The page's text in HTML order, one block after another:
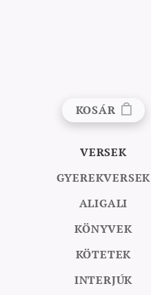
KOSÁR
VERSEK
GYEREKVERSEK
ALIGALI
KÖNYVEK
KÖTETEK
INTERJÚK